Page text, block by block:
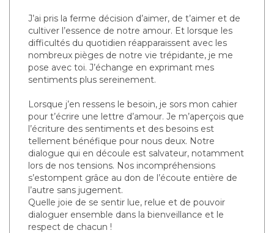
J’ai pris la ferme décision d’aimer, de t’aimer et de
cultiver l’essence de notre amour. Et lorsque les
difficultés du quotidien réapparaissent avec les
nombreux pièges de notre vie trépidante, je me
pose avec toi. J’échange en exprimant mes
sentiments plus sereinement.
Lorsque j’en ressens le besoin, je sors mon cahier
pour t’écrire une lettre d’amour. Je m’aperçois que
l’écriture des sentiments et des besoins est
tellement bénéfique pour nous deux. Notre
dialogue qui en découle est salvateur, notamment
lors de nos tensions. Nos incompréhensions
s’estompent grâce au don de l’écoute entière de
l’autre sans jugement.
Quelle joie de se sentir lue, relue et de pouvoir
dialoguer ensemble dans la bienveillance et le
respect de chacun !